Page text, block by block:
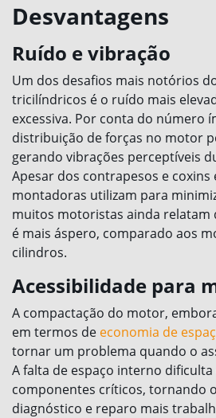
Desvantagens
Ruído e vibração
Um dos desafios mais notórios
tricilíndricos é o ruído mais
excessiva. Por conta do número
distribuição de forças no motor
gerando vibrações perceptíveis
Apesar dos contrapesos e coxins
montadoras utilizam para
muitos motoristas ainda
é mais áspero, comparado aos
cilindros.
Acessibilidade para
A compactação do motor,
em termos de economia de
tornar um problema quando o
A falta de espaço interno dificulta
componentes críticos, tornando
diagnóstico e reparo mais